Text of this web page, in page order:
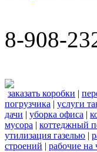
8-908-
заказать коробки |
погрузчика | услуги
дачи | уборка офиса |
мусора | коттеджный
утилизация газелью |
строений | рабочие на